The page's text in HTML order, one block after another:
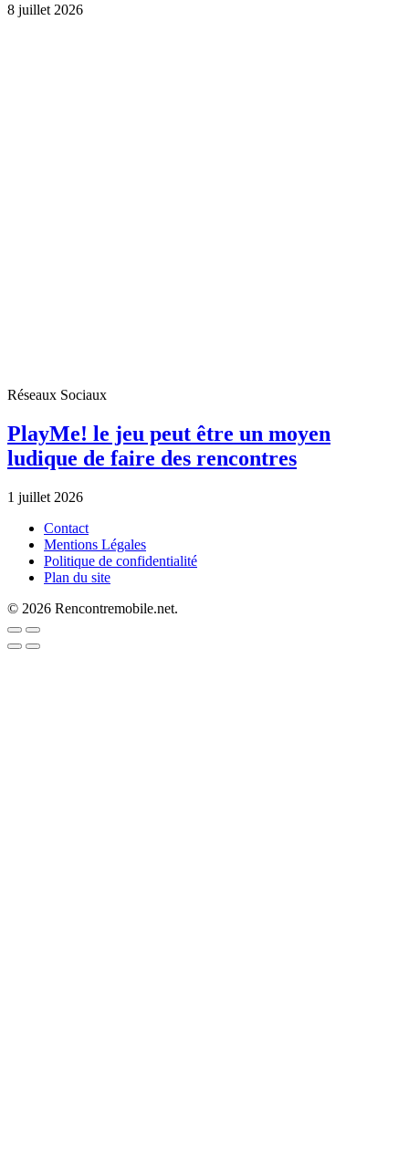
8 juillet 2026
Réseaux Sociaux
PlayMe! le jeu peut être un moyen
ludique de faire des rencontres
1 juillet 2026
Contact
Mentions Légales
Politique de confidentialité
Plan du site
© 2026 Rencontremobile.net.